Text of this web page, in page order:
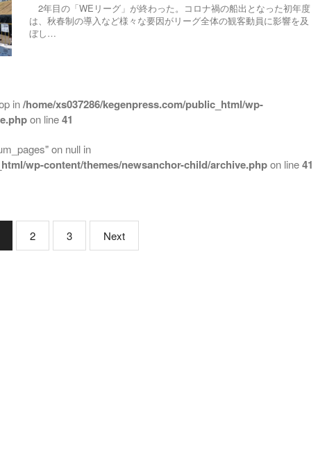
2年目の「WEリーグ」が終わった。コロナ禍の船出となった初年度
は、秋春制の導入など様々な要因がリーグ全体の観客動員に影響を及
ぼし…
in/home/xs037286/kegenpress.com/public_html/wp-
on line41
on null in
wp-content/themes/newsanchor-child/archive.phpon line41
2 3 Next